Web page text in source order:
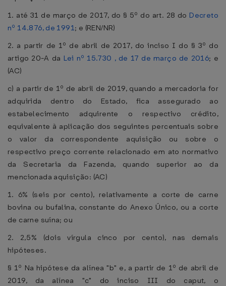
1. até 31 de março de 2017, do § 5º do art. 28 do Decreto
nº 14.876, de 1991; e (REN/NR)
2. a partir de 1º de abril de 2017, do inciso I do § 3º do
artigo 20-A da Lei nº 15.730 , de 17 de março de 2016; e
(AC)
c) a partir de 1º de abril de 2019, quando a mercadoria for
adquirida dentro do Estado, fica assegurado ao
estabelecimento adquirente o respectivo crédito,
equivalente à aplicação dos seguintes percentuais sobre
o valor da correspondente aquisição ou sobre o
respectivo preço corrente relacionado em ato normativo
da Secretaria da Fazenda, quando superior ao da
mencionada aquisição: (AC)
1. 6% (seis por cento), relativamente a corte de carne
bovina ou bufalina, constante do Anexo Único, ou a corte
de carne suína; ou
2. 2,5% (dois vírgula cinco por cento), nas demais
hipóteses.
§ 1º Na hipótese da alínea "b" e, a partir de 1º de abril de
2019, da alínea "c" do inciso III do caput, o